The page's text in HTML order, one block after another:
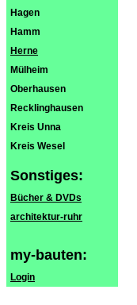
Hagen
Hamm
Herne
Mülheim
Oberhausen
Recklinghausen
Kreis Unna
Kreis Wesel
Sonstiges:
Bücher & DVDs
architektur-ruhr
my-bauten:
Login